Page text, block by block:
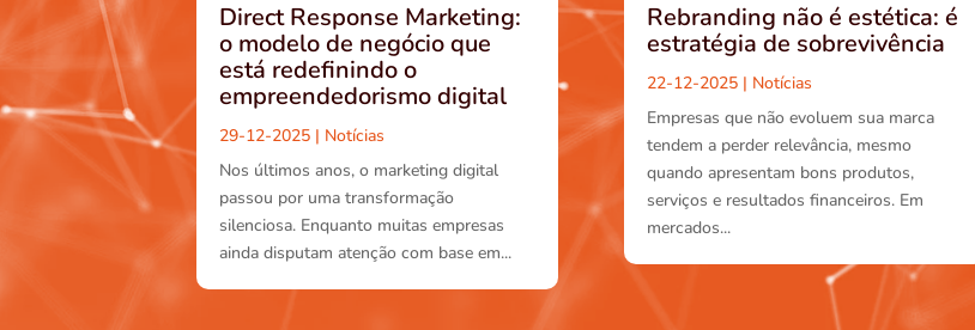
Direct Response Marketing:
o modelo de negócio que
está redefinindo o
empreendedorismo digital
29-12-2025 | Notícias
Nos últimos anos, o marketing digital
passou por uma transformação
silenciosa. Enquanto muitas empresas
ainda disputam atenção com base em...
Rebranding não é estética: é
estratégia de sobrevivência
22-12-2025 | Notícias
Empresas que não evoluem sua marca
tendem a perder relevância, mesmo
quando apresentam bons produtos,
serviços e resultados financeiros. Em
mercados...